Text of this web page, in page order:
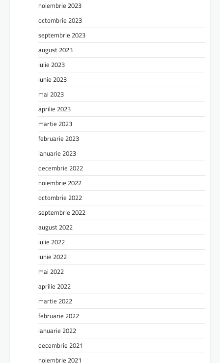
noiembrie 2023
octombrie 2023
septembrie 2023
august 2023
iulie 2023
iunie 2023
mai 2023
aprilie 2023
martie 2023
februarie 2023
ianuarie 2023
decembrie 2022
noiembrie 2022
octombrie 2022
septembrie 2022
august 2022
iulie 2022
iunie 2022
mai 2022
aprilie 2022
martie 2022
februarie 2022
ianuarie 2022
decembrie 2021
noiembrie 2021